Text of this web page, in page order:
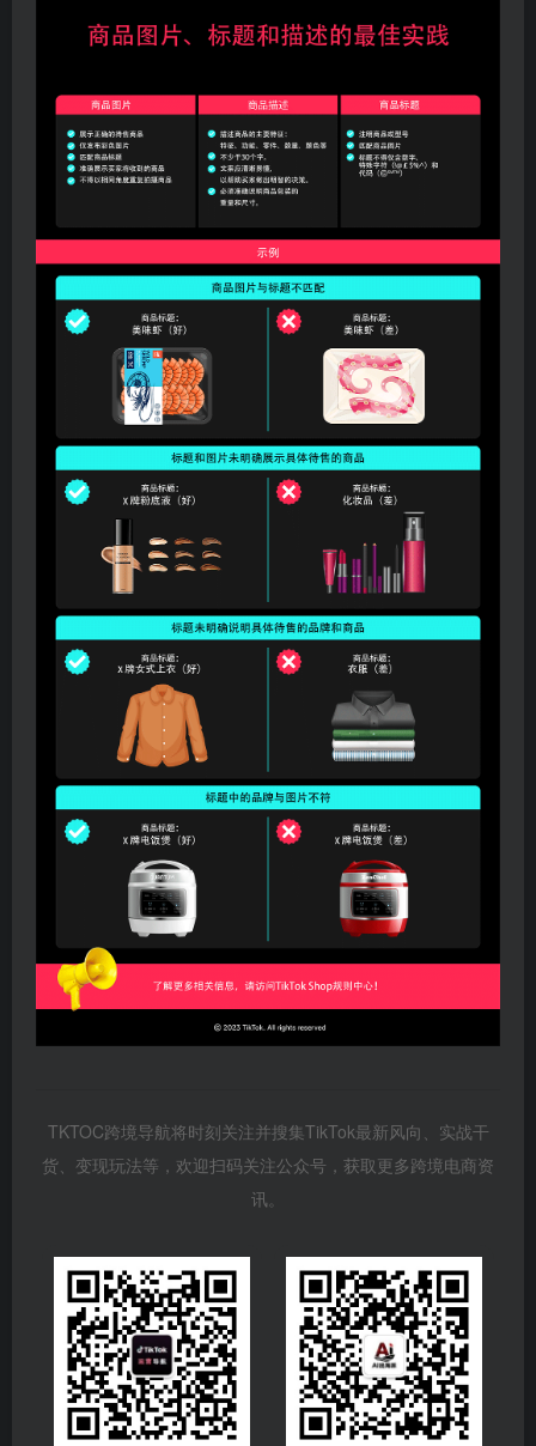
TKTOC跨境导航将时刻关注并搜集TikTok最新风向、实战干
货、变现玩法等，欢迎扫码关注公众号，获取更多跨境电商资
讯。